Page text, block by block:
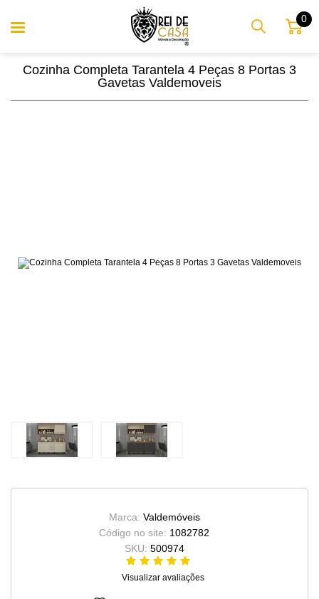
0
Cozinha Completa Tarantela 4 Peças 8 Portas 3
Gavetas Valdemoveis
Marca: Valdemóveis
Código no site: 1082782
SKU: 500974
Visualizar avaliações